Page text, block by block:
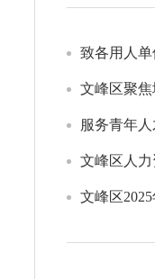
致各用人
文峰区聚
服务青年
文峰区高
文峰区人
文峰区